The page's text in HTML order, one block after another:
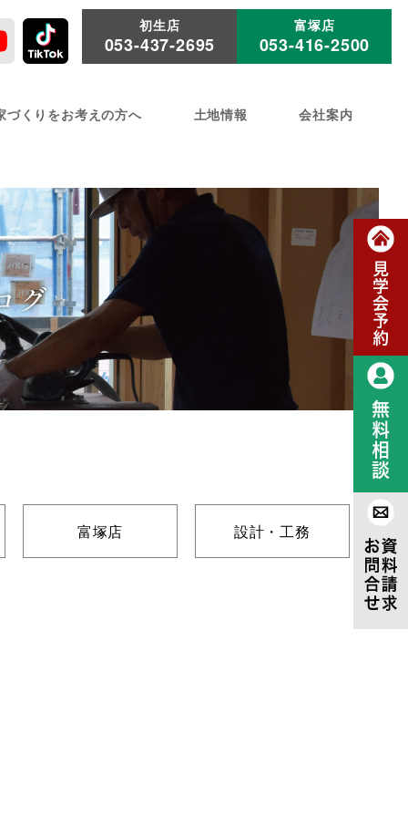
初生店
053-437-2695
富塚店
053-416-2500
づくりをお考えの方へ 土地情報 会社案内
グ
富塚店 設計・工務